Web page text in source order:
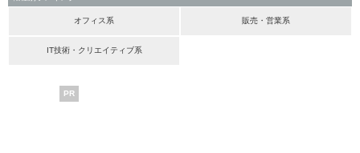
オフィス系 販売・営業系
IT技術・クリエイティブ系
PR